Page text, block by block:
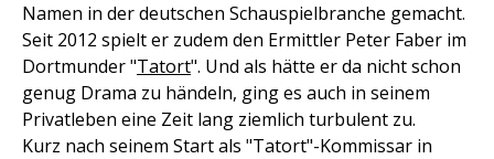
Namen in der deutschen Schauspielbranche gemacht.
Seit 2012 spielt er zudem den Ermittler Peter Faber im
Dortmunder "Tatort". Und als hätte er da nicht schon
genug Drama zu händeln, ging es auch in seinem
Privatleben eine Zeit lang ziemlich turbulent zu.
Kurz nach seinem Start als "Tatort"-Kommissar in